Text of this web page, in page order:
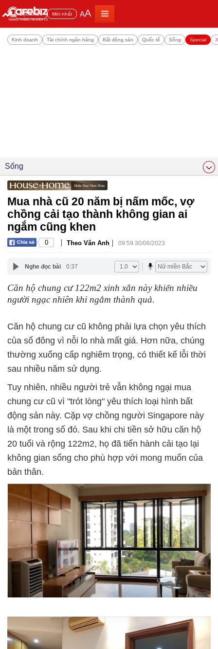
Đọc nhiều Mới nhất AA
Kinh doanh Tài chính ngân hàng Bất động sản Quốc tế Sống Special
Sống
Mua nhà cũ 20 năm bị nấm mốc, vợ
chồng cải tạo thành không gian ai
ngắm cũng khen
0 | Theo Vân Anh | 09:59 30/06/2023
Nghe đọc bài 0:37
Căn hộ chung cư 122m2 xinh xắn này khiến nhiều
người ngạc nhiên khi ngắm thành quả.
Căn hộ chung cư cũ không phải lựa chọn yêu thích
của số đông vì nỗi lo nhà mất giá. Hơn nữa, chúng
thường xuống cấp nghiêm trọng, có thiết kế lỗi thời
sau nhiều năm sử dụng.
Tuy nhiên, nhiều người trẻ vẫn không ngại mua
chung cư cũ vì "trót lòng" yêu thích loại hình bất
động sản này. Cặp vợ chồng người Singapore này
là một trong số đó. Sau khi chi tiền sở hữu căn hộ
20 tuổi và rộng 122m2, họ đã tiến hành cải tạo lại
không gian sống cho phù hợp với mong muốn của
bản thân.